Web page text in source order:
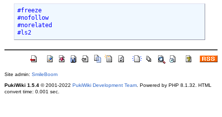
#freeze
#nofollow
#norelated
#ls2
Site admin: SmileBoom
PukiWiki 1.5.4© 2001-2022 PukiWiki Development Team. Powered by PHP 8.1.32. HTML
convert time: 0.001 sec.